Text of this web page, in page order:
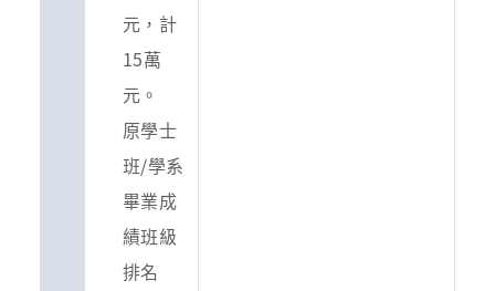
元，計
15萬
元。
原學士
班/學系
畢業成
績班級
排名